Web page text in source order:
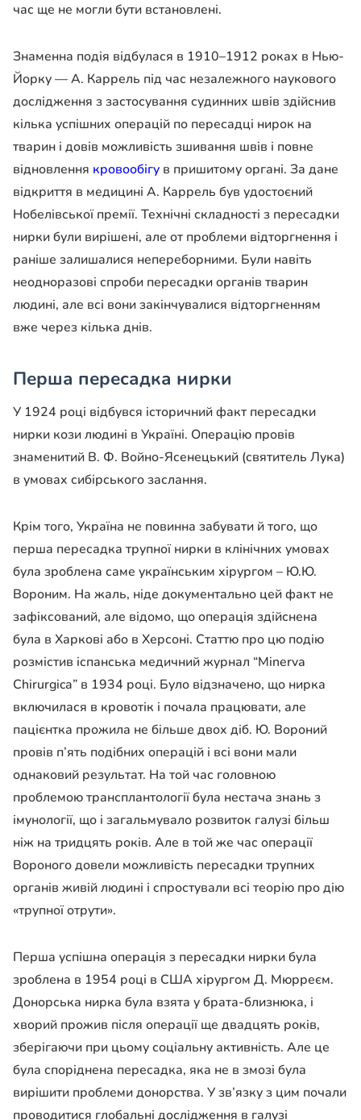
час ще не могли бути встановлені.
Знаменна подія відбулася в 1910–1912 роках в Нью-
Йорку — А. Каррель під час незалежного наукового
дослідження з застосування судинних швів здійснив
кілька успішних операцій по пересадці нирок на
тварин і довів можливість зшивання швів і повне
відновлення кровообігу в пришитому органі. За дане
відкриття в медицині А. Каррель був удостоєний
Нобелівської премії. Технічні складності з пересадки
нирки були вирішені, але от проблеми відторгнення і
раніше залишалися непереборними. Були навіть
неодноразові спроби пересадки органів тварин
людині, але всі вони закінчувалися відторгненням
вже через кілька днів.
Перша пересадка нирки
У 1924 році відбувся історичний факт пересадки
нирки кози людині в Україні. Операцію провів
знаменитий В. Ф. Войно-Ясенецький (святитель Лука)
в умовах сибірського заслання.
Крім того, Україна не повинна забувати й того, що
перша пересадка трупної нирки в клінічних умовах
була зроблена саме українським хірургом – Ю.Ю.
Вороним. На жаль, ніде документально цей факт не
зафіксований, але відомо, що операція здійснена
була в Харкові або в Херсоні. Статтю про цю подію
розмістив іспанська медичний журнал “Minervа
Chirurgica” в 1934 році. Було відзначено, що нирка
включилася в кровотік і почала працювати, але
пацієнтка прожила не більше двох діб. Ю. Вороний
провів п’ять подібних операцій і всі вони мали
однаковий результат. На той час головною
проблемою трансплантології була нестача знань з
імунології, що і загальмувало розвиток галузі більш
ніж на тридцять років. Але в той же час операції
Вороного довели можливість пересадки трупних
органів живій людині і спростували всі теорію про дію
«трупної отрути».
Перша успішна операція з пересадки нирки була
зроблена в 1954 році в США хірургом Д. Мюрреєм.
Донорська нирка була взята у брата-близнюка, і
хворий прожив після операції ще двадцять років,
зберігаючи при цьому соціальну активність. Але це
була споріднена пересадка, яка не в змозі була
вирішити проблеми донорства. У зв’язку з цим почали
проводитися глобальні дослідження в галузі